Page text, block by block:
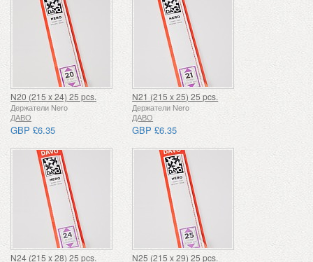
N20 (215 x 24) 25 pcs.
Держатели Nero
ДАВО
GBP £6.35
N21 (215 x 25) 25 pcs.
Держатели Nero
ДАВО
GBP £6.35
N24 (215 x 28) 25 pcs. N25 (215 x 29) 25 pcs.